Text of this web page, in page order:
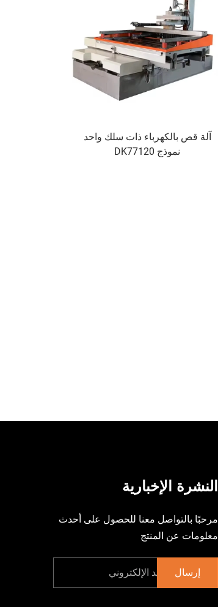
آلة قص بالكهرباء ذات سلك واحد
نموذج DK77120
النشرة الإخبارية
مرحبًا بالتواصل معنا للحصول على أحدث
معلومات عن المنتج
إرسال